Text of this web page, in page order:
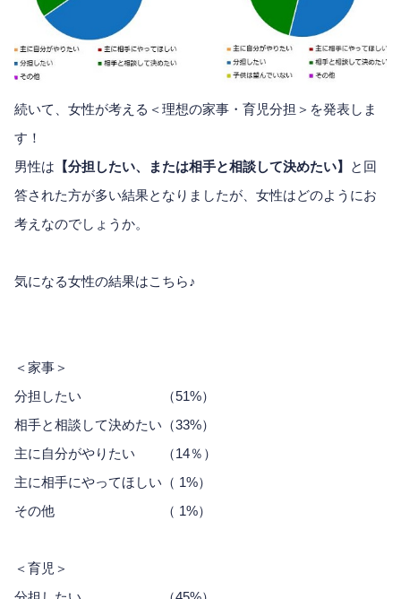
続いて、女性が考える＜理想の家事・育児分担＞を発表しま
す！
男性は 【分担したい、または相手と相談して決めたい】
と回
答された方が多い結果となりましたが、女性はどのようにお
考えなのでしょうか。
気になる女性の結果はこちら♪
＜家事＞
分担したい （51%）
相手と相談して決めたい（33%）
主に自分がやりたい （14％）
主に相手にやってほしい（ 1%）
その他 （ 1%）
＜育児＞